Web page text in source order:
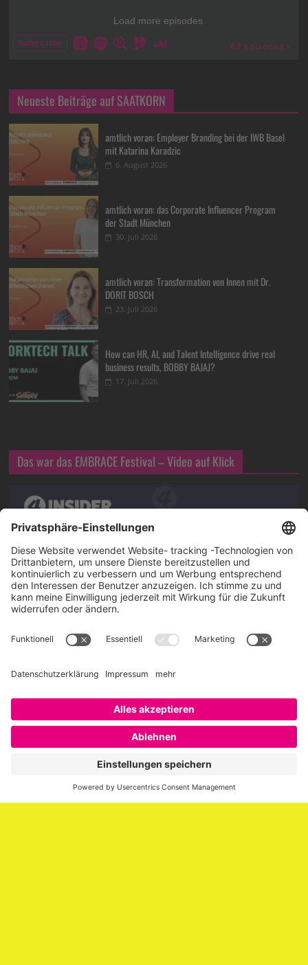
Neueste Beiträge auf SAATKORN
amtlich voran: Employer Branding bei der IWB Basel
mit Katarina Karadzic
6. August 2026
amtlich voran: das Corporate Influencer Program
der Stadt München
30. Juli 2026
amtlich voran: Transformation von Innen mit Dr.
DORIT BOSCH
23. Juli 2026
How can HR, AI, and Talent Intelligence drive real
business results, BOBBY BAJAJ?
17. Juli 2026
Das war das EMBRACE Festival – Video auf Klick
Über SAATKORN
SAATKORN ist der Blog von Gero Hesse. Seit 2009 schreibt
er über die Themen Employer Branding,